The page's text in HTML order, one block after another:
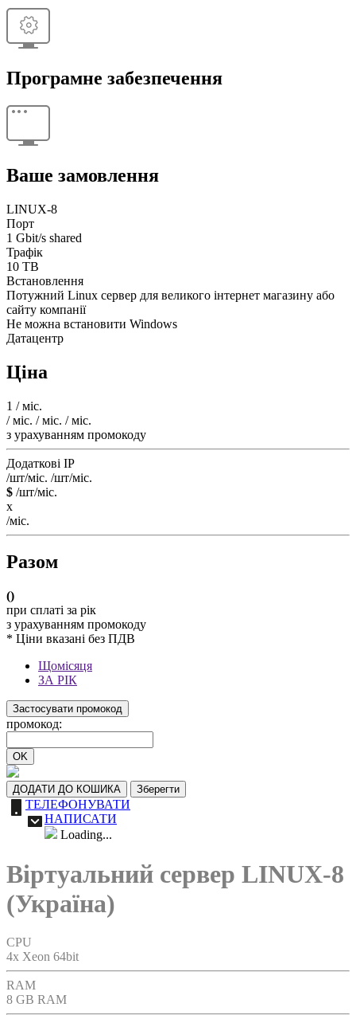
Програмне забезпечення
Ваше замовлення
LINUX-8
Порт
1 Gbit/s shared
Трафік
10 TB
Встановлення
Потужний Linux сервер для великого інтернет магазину або
сайту компанії
Не можна встановити Windows
Датацентр
Ціна
1 / міс.
/ міс. / міс. / міс.
з урахуванням промокоду
Додаткові IP
/шт/міс. /шт/міс.
$ /шт/міс.
x
/міс.
Разом
()
при сплаті за рік
з урахуванням промокоду
* Ціни вказані без ПДВ
Щомісяця
ЗА РІК
Застосувати промокод
промокод:
OK
ДОДАТИ ДО КОШИКА Зберегти
ТЕЛЕФОНУВАТИ
НАПИСАТИ
Loading...
Віртуальний сервер LINUX-8
(Україна)
CPU
4x Xeon 64bit
RAM
8 GB RAM